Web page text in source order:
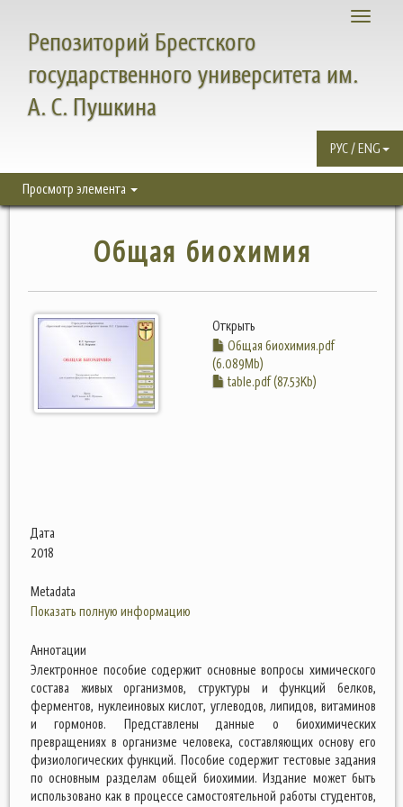
Toggle
Репозиторий Брестского
государственного университета им.
А. С. Пушкина
РУС / ENG
Просмотр элемента
Общая биохимия
Открыть
Общая биохимия.pdf
(6.089Mb)
table.pdf (87.53Kb)
Дата
2018
Metadata
Показать полную информацию
Аннотации
Электронное пособие содержит основные вопросы химического
состава живых организмов, структуры и функций белков,
ферментов, нуклеиновых кислот, углеводов, липидов, витаминов
и гормонов. Представлены данные о биохимических
превращениях в организме человека, составляющих основу его
физиологических функций. Пособие содержит тестовые задания
по основным разделам общей биохимии. Издание может быть
использовано как в процессе самостоятельной работы студентов,